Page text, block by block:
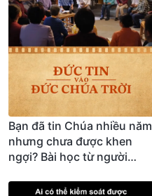
Bạn đã tin Chúa nhiều năm
nhưng chưa được khen
ngợi? Bài học từ người
nghe!